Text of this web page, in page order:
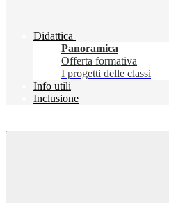
Didattica
Panoramica
Offerta formativa
I progetti delle classi
Info utili
Inclusione